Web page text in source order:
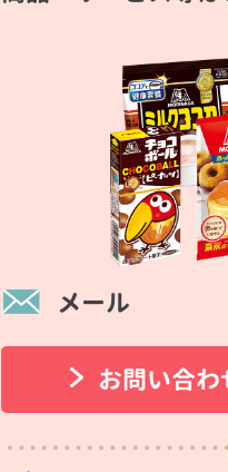
メール
お問い合